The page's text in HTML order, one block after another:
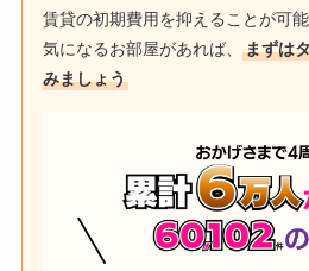
賃貸の初期費用を抑えることが可能
気になるお部屋があれば、まずは
みましょう